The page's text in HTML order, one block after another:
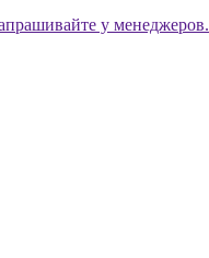
у менеджеров.